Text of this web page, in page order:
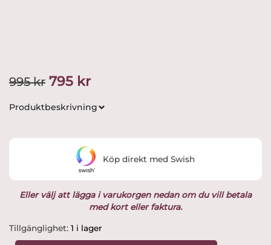
995kr Det
ursprungliga
995 kr.
795 krDet
nuvarande
är:
795 kr.
Produktbeskrivning
Eller välj att lägga i varukorgen nedan om du vill betala
med kort eller faktura.
Tillgänglighet: 1 i lager
Disneys
Prinsessor
Köp direkt med Swish